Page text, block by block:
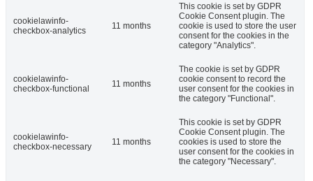
cookielawinfo-
checkbox-analytics
11 months
This cookie is set by GDPR
Cookie Consent plugin. The
cookie is used to store the user
consent for the cookies in the
category "Analytics".
cookielawinfo-
checkbox-functional
11 months
The cookie is set by GDPR
cookie consent to record the
user consent for the cookies in
the category "Functional".
cookielawinfo-
checkbox-necessary
11 months
This cookie is set by GDPR
Cookie Consent plugin. The
cookies is used to store the
user consent for the cookies in
the category "Necessary".